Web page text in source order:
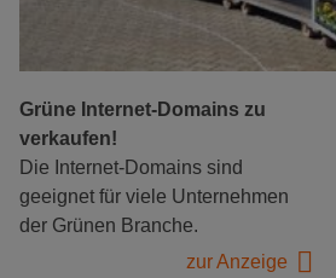
Grüne Internet-Domains zu
verkaufen!
Die Internet-Domains sind
geeignet für viele Unternehmen
der Grünen Branche.
zur Anzeige